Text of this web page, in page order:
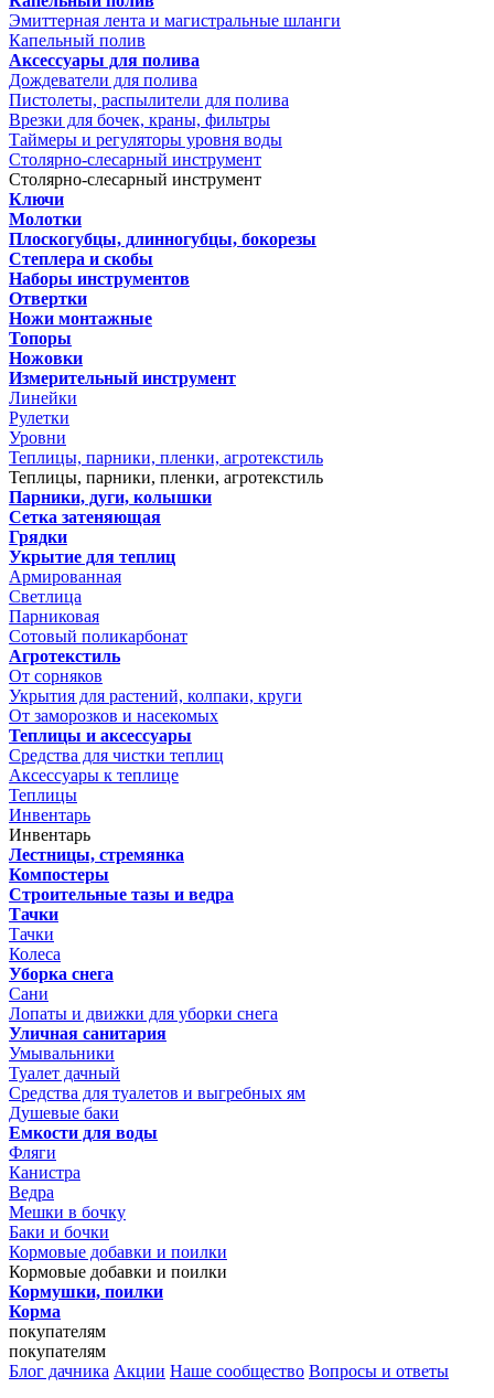
Эмиттерная лента и магистральные шланги
Капельный полив
Аксессуары для полива
Дождеватели для полива
Пистолеты, распылители для полива
Врезки для бочек, краны, фильтры
Таймеры и регуляторы уровня воды
Столярно-слесарный инструмент
Столярно-слесарный инструмент
Ключи
Молотки
Плоскогубцы, длинногубцы, бокорезы
Степлера и скобы
Наборы инструментов
Отвертки
Ножи монтажные
Топоры
Ножовки
Измерительный инструмент
Линейки
Рулетки
Уровни
Теплицы, парники, пленки, агротекстиль
Теплицы, парники, пленки, агротекстиль
Парники, дуги, колышки
Сетка затеняющая
Грядки
Укрытие для теплиц
Армированная
Светлица
Парниковая
Сотовый поликарбонат
Агротекстиль
От сорняков
Укрытия для растений, колпаки, круги
От заморозков и насекомых
Теплицы и аксессуары
Средства для чистки теплиц
Аксессуары к теплице
Теплицы
Инвентарь
Инвентарь
Лестницы, стремянка
Компостеры
Строительные тазы и ведра
Тачки
Тачки
Колеса
Уборка снега
Сани
Лопаты и движки для уборки снега
Уличная санитария
Умывальники
Туалет дачный
Средства для туалетов и выгребных ям
Душевые баки
Емкости для воды
Фляги
Канистра
Ведра
Мешки в бочку
Баки и бочки
Кормовые добавки и поилки
Кормовые добавки и поилки
Кормушки, поилки
Корма
покупателям
покупателям
Блог дачника Акции Наше сообщество Вопросы и ответы